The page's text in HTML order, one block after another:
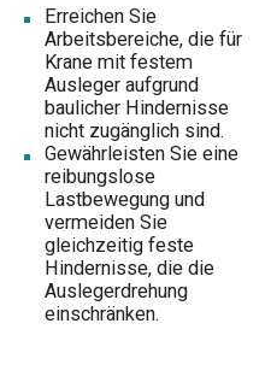
Erreichen Sie
Arbeitsbereiche, die für
Krane mit festem
Ausleger aufgrund
baulicher Hindernisse
nicht zugänglich sind.
Gewährleisten Sie eine
reibungslose
Lastbewegung und
vermeiden Sie
gleichzeitig feste
Hindernisse, die die
Auslegerdrehung
einschränken.